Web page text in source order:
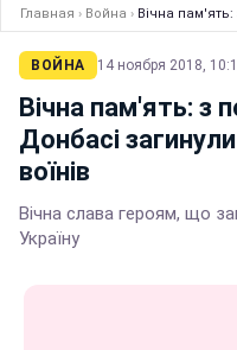
Главная › Война › Вічна пам'ять:
ВОЙНА 14 ноября 2018,
Вічна пам'ять: з
Донбасі
воїнів
Вічна слава героям, що
Україну